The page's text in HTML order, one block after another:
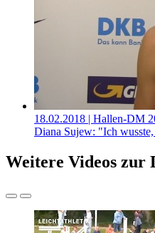
18.02.2018 | Hallen-DM
Diana Sujew: "Ich
Weitere Videos zur